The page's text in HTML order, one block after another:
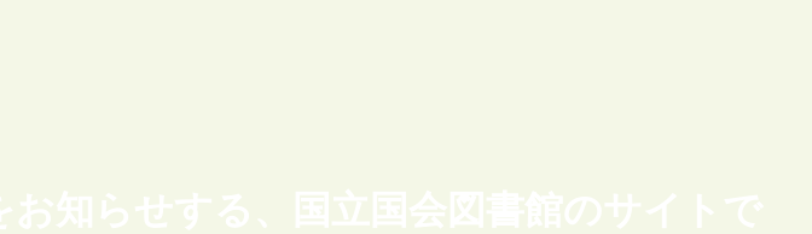
知らせする、国立国会図書館のサイトで